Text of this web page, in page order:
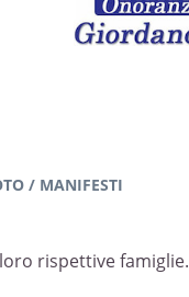
/ MANIFESTI
rispettive famiglie.